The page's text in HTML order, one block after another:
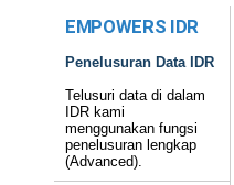
EMPOWERS IDR
Penelusuran Data IDR
Telusuri data di dalam
IDR kami
menggunakan fungsi
penelusuran lengkap
(Advanced).